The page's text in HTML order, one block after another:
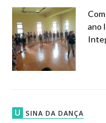
ano
U SINA DA DANÇA